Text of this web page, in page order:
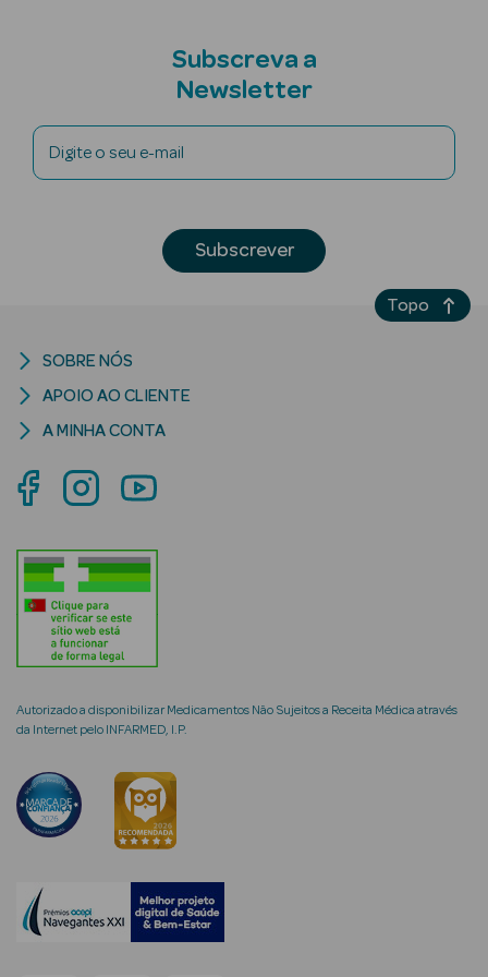
Águas de
Ver Tudo
Coffrets
Coffrets de
Mulher
Coffrets de
Subscreva a
Newsletter
Digite o seu e-mail
Subscrever
Autorizado a disponibilizar Medicamentos Não Sujeitos a Receita Médica através
da Internet pelo INFARMED, I.P.
SOBRE NÓS
APOIO AO CLIENTE
A MINHA CONTA
Topo